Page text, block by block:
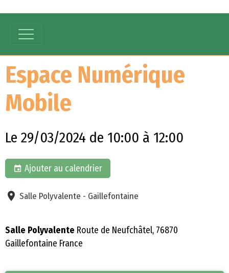
Espace Numérique
Mobile
Le 29/03/2024 de 10:00 à 12:00
Ajouter au calendrier
Salle Polyvalente - Gaillefontaine
Salle Polyvalente Route de Neufchâtel, 76870
Gaillefontaine France